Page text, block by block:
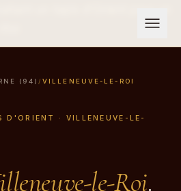
(94) / VILLENEUVE-LE-ROI
D'ORIENT · VILLENEUVE-LE-
le-Roi.